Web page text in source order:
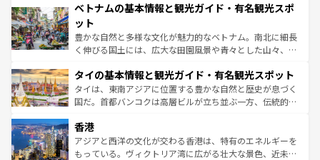
参照してほしい。
容にもいいと評判のスイーツなど、バラエティ豊かな料理
照してほしい。
き、地方に足を延ばせば四季折々の自然美を楽しむことが
できる。そして、キムチや焼肉、絶品のストリートフード
まで、さまざまな韓国料理が待っている。夜には、韓国な
らではのナイトライフも堪能できる。あたたかいホスピタ
わってみてほしい。 なお、新着の韓国情報はコンテンツ一
覧 を参照してほしい。
ベトナムの基本情報と観光ガイド・有名観光スポ
ット
豊かな自然と多様な文化が魅力的なベトナム。南北に細長
く伸びる国土には、広大な田園風景や青々とした山々、世
急速な発展と共に伝統が息づく。ハノイの古い町並みやホ
ーチミン市のフランス統治時代の建物も、独特の雰囲気を
醸し出している。また、バラエティの豊かさとおいしさで
とつ。フォーやバインミー、ベトナムコーヒーなどは、ぜ
ひ現地で味わいたい。どの地域を訪れてもあたたかい人々
が旅行者を迎えてくれるので、きっと忘れられない旅にな
タイの基本情報と観光ガイド・有名観光スポット
タイは、東南アジアに位置する豊かな自然と歴史が息づく
国だ。首都バンコクは高層ビルが立ち並ぶ一方、伝統的な
の活気が交差している。北部ではチェンマイなどの山岳地
帯で自然と触れ合い、南部ではプーケットやクラビの美し
いビーチでリゾート気分を楽しむことができる。タイ料理
香港
アジアと西洋の文化が交わる香港は、特有のエネルギーを
もっている。ヴィクトリア湾に広がる壮大な景色、近未来